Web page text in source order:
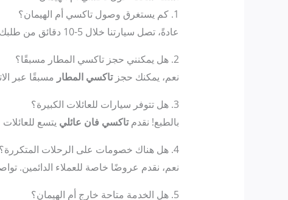
1. كم يستغرق وصول تاكسي أم الهيمان؟
عادةً، تصل سيارتنا خلال 5-10 دقائق من طلبك، حسب موقعك في أم الهيمان أو المناطق المجاورة.
2. هل يمكنني حجز تاكسي المطار مسبقًا؟
نعم، يمكنك حجزتاكسي المطار مسبقًا عبر
3. هل تتوفر سيارات للعائلات الكبيرة؟
بالطبع! نقدمتاكسي فان عائلي يتسع
4. هل هناك خصومات على الرحلات المتكررة؟
نعم، نقدم عروضًا خاصة للعملاء الدائمين.
5. هل الخدمة متاحة خارج أم الهيمان؟